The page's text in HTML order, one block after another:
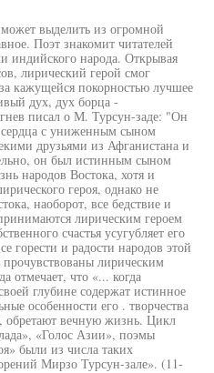
выделить из огромной
Поэт знакомит читателей
индийского народа. Открывая
лирический герой смог
кажущейся покорностью лучшее
дух, дух борца -
писал о М. Турсун-заде: "Он
с униженным сыном
друзьями из Афганистана и
он был истинным сыном
народов Востока, хотя и
героя, однако не
наоборот, все бедствие и
лирическим героем
счастья усугубляет его
горести и радости народов этой
лирическим
отмечает, что «... когда
глубине содержат истинное
особенности его . творчества
вечную жизнь. Цикл
«Голос Азии», поэмы
были из числа таких
Мирзо Турсун-зале». (11-